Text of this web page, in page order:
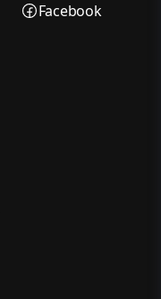
Facebook